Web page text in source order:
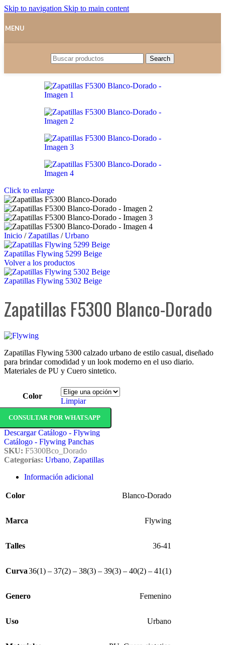
Skip to navigation Skip to main content
MENU
Search
Click to enlarge
Inicio / Zapatillas / Urbano
Zapatillas Flywing 5299 Beige
Volver a los productos
Zapatillas Flywing 5302 Beige
Zapatillas F5300 Blanco-Dorado
Zapatillas Flywing 5300 calzado urbano de estilo casual, diseñado
para brindar comodidad y un look moderno en el uso diario.
Materiales de PU y Cuero sintetico.
Color
Limpiar
CONSULTAR POR WHATSAPP
Descargar Catálogo - Flywing
Catálogo - Flywing Panchas
SKU: F5300Bco_Dorado
Categorías: Urbano, Zapatillas
Información adicional
Color Blanco-Dorado
Marca Flywing
Talles 36-41
Curva36(1) – 37(2) – 38(3) – 39(3) – 40(2) – 41(1)
Genero Femenino
Uso Urbano